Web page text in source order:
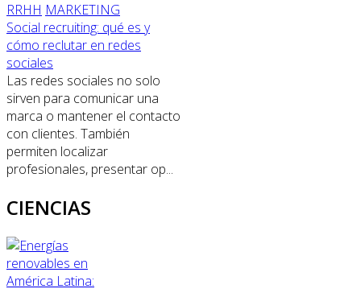
RRHH MARKETING
Social recruiting: qué es y
cómo reclutar en redes
sociales
Las redes sociales no solo
sirven para comunicar una
marca o mantener el contacto
con clientes. También
permiten localizar
profesionales, presentar op...
CIENCIAS